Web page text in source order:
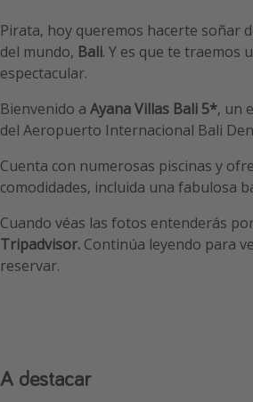
Pirata, hoy queremos hacerte soñar
del mundo, Bali. Y es que te traemos
espectacular.
Bienvenido a Ayana Villas Bali 5*, un
del Aeropuerto Internacional Bali
Cuenta con numerosas piscinas y
comodidades, incluida una fabulosa
Cuando véas las fotos entenderás
Tripadvisor. Continúa leyendo para
reservar.
A destacar